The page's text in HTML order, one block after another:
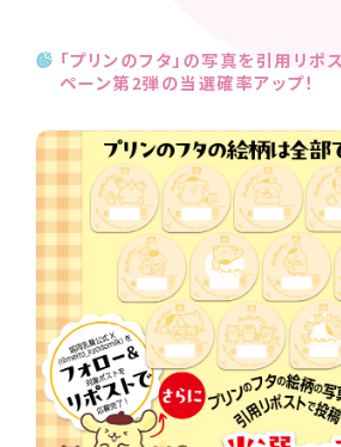
「プリンのフタ」の写真を引用リポ
ペーン第2弾の当選確率アップ！